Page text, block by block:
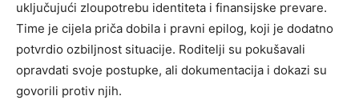
uključujući zloupotrebu identiteta i finansijske prevare.
Time je cijela priča dobila i pravni epilog, koji je dodatno
potvrdio ozbiljnost situacije. Roditelji su pokušavali
opravdati svoje postupke, ali dokumentacija i dokazi su
govorili protiv njih.